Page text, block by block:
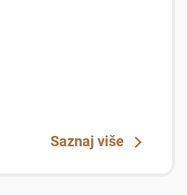
Saznaj više